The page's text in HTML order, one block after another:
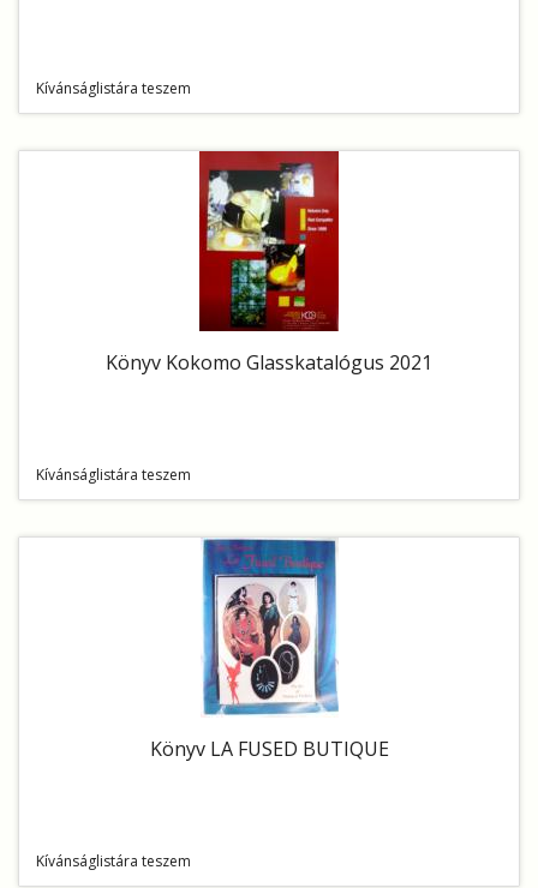
Kívánságlistára teszem
Könyv Kokomo Glasskatalógus 2021
Kívánságlistára teszem
Könyv LA FUSED BUTIQUE
Kívánságlistára teszem